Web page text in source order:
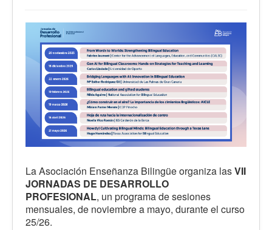
La Asociación Enseñanza Bilingüe organiza lasVII
JORNADAS DE DESARROLLO
PROFESIONAL, un programa de sesiones
mensuales, de noviembre a mayo, durante el curso
25/26.